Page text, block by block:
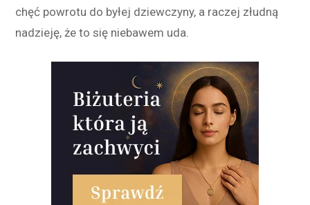
chęć powrotu do byłej dziewczyny, a raczej złudną
nadzieję, że to się niebawem uda.